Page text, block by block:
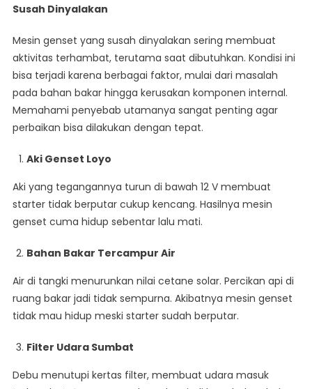
Susah Dinyalakan
Mesin genset yang susah dinyalakan sering membuat
aktivitas terhambat, terutama saat dibutuhkan. Kondisi ini
bisa terjadi karena berbagai faktor, mulai dari masalah
pada bahan bakar hingga kerusakan komponen internal.
Memahami penyebab utamanya sangat penting agar
perbaikan bisa dilakukan dengan tepat.
Aki Genset Loyo
Aki yang tegangannya turun di bawah 12 V membuat
starter tidak berputar cukup kencang. Hasilnya mesin
genset cuma hidup sebentar lalu mati.
Bahan Bakar Tercampur Air
Air di tangki menurunkan nilai cetane solar. Percikan api di
ruang bakar jadi tidak sempurna. Akibatnya mesin genset
tidak mau hidup meski starter sudah berputar.
Filter Udara Sumbat
Debu menutupi kertas filter, membuat udara masuk